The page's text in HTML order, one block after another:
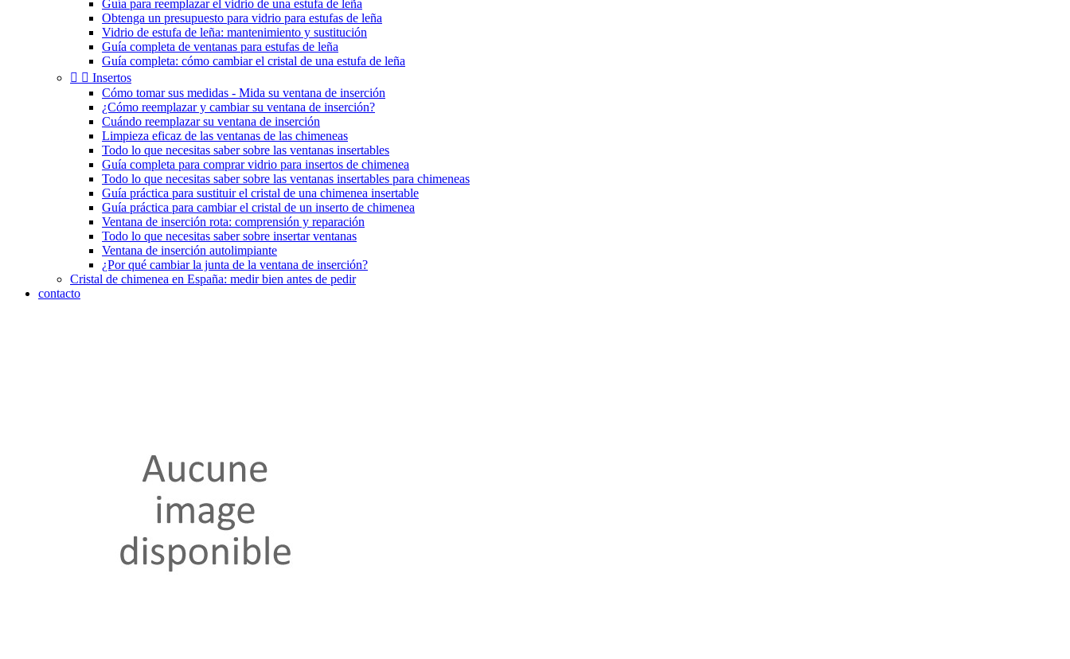
Guía para reemplazar el vidrio de una estufa de leña
Obtenga un presupuesto para vidrio para estufas de leña
Vidrio de estufa de leña: mantenimiento y sustitución
Guía completa de ventanas para estufas de leña
Guía completa: cómo cambiar el cristal de una estufa de leña
  Insertos
Cómo tomar sus medidas - Mida su ventana de inserción
¿Cómo reemplazar y cambiar su ventana de inserción?
Cuándo reemplazar su ventana de inserción
Limpieza eficaz de las ventanas de las chimeneas
Todo lo que necesitas saber sobre las ventanas insertables
Guía completa para comprar vidrio para insertos de chimenea
Todo lo que necesitas saber sobre las ventanas insertables para chimeneas
Guía práctica para sustituir el cristal de una chimenea insertable
Guía práctica para cambiar el cristal de un inserto de chimenea
Ventana de inserción rota: comprensión y reparación
Todo lo que necesitas saber sobre insertar ventanas
Ventana de inserción autolimpiante
¿Por qué cambiar la junta de la ventana de inserción?
Cristal de chimenea en España: medir bien antes de pedir
contacto